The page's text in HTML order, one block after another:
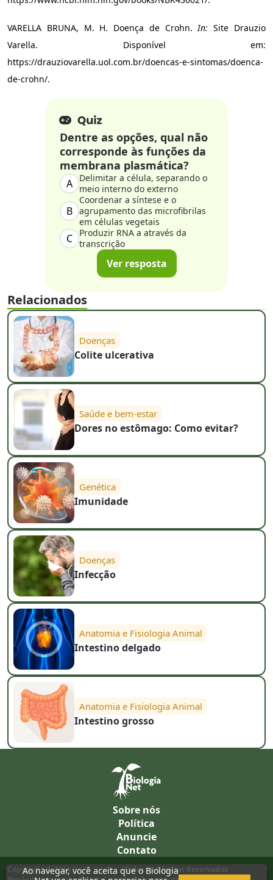
VARELLA BRUNA, M. H. Doença de Crohn.In: Site Drauzio
Varella. Disponível em:
https://drauziovarella.uol.com.br/doencas-e-sintomas/doenca-
de-crohn/.
Dentre as opções, qual não
corresponde às funções da
membrana plasmática?
A
Delimitar a célula, separando o
meio interno do externo
B
Coordenar a síntese e o
agrupamento das microfibrilas
em células vegetais
C
Produzir RNA a através da
transcrição
Ver resposta
Relacionados
Doenças
Colite ulcerativa
Saúde e bem-estar
Dores no estômago: Como evitar?
Genética
Imunidade
Doenças
Infecção
Anatomia e Fisiologia Animal
Intestino delgado
Anatomia e Fisiologia Animal
Intestino grosso
Sobre nós
Política
Anuncie
Contato
Copyright © 2024 Rede Omnia - Todos os Direitos Reservados
Ao navegar, você aceita que o Biologia